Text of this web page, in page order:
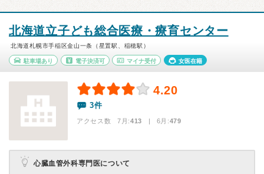
北海道立子ども総合医療・療育センター
北海道札幌市手稲区金山一条（星置駅、稲穂駅）
駐車場あり 電子決済可 マイナ受付 女医在籍
4.20
3件
アクセス数 7月:413 | 6月:479
心臓血管外科専門医について